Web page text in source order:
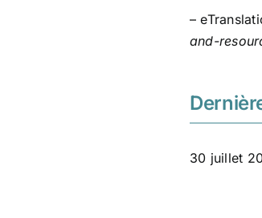
–
and-
30 juillet